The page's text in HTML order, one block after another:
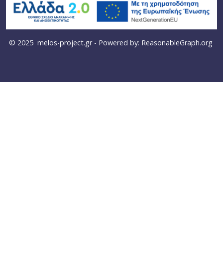
© 2025 melos-project.gr- Powered by: ReasonableGraph.org